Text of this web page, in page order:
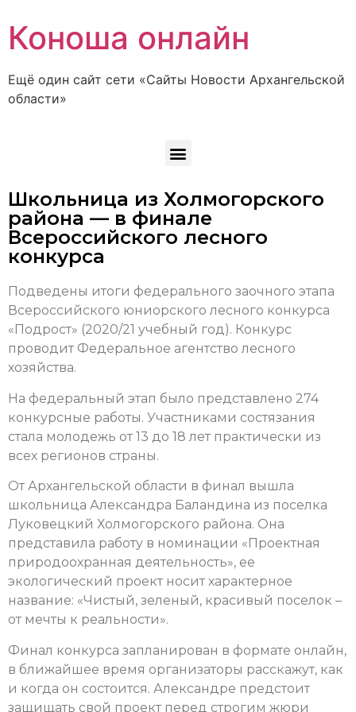
Коноша онлайн
Ещё один сайт сети «Сайты Новости Архангельской
области»
Школьница из Холмогорского
района — в финале
Всероссийского лесного
конкурса
Подведены итоги федерального заочного этапа
Всероссийского юниорского лесного конкурса
«Подрост» (2020/21 учебный год). Конкурс
проводит Федеральное агентство лесного
хозяйства.
На федеральный этап было представлено 274
конкурсные работы. Участниками состязания
стала молодежь от 13 до 18 лет практически из
всех регионов страны.
От Архангельской области в финал вышла
школьница Александра Баландина из поселка
Луковецкий Холмогорского района. Она
представила работу в номинации «Проектная
природоохранная деятельность», ее
экологический проект носит характерное
название: «Чистый, зеленый, красивый поселок –
от мечты к реальности».
Финал конкурса запланирован в формате онлайн,
в ближайшее время организаторы расскажут, как
и когда он состоится. Александре предстоит
защищать свой проект перед строгим жюри